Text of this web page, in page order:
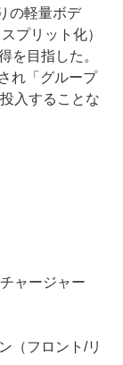
の軽量ボデ
プリット化）
を目指した。
れ「グループ
入することな
ャージャー
（フロント/リ